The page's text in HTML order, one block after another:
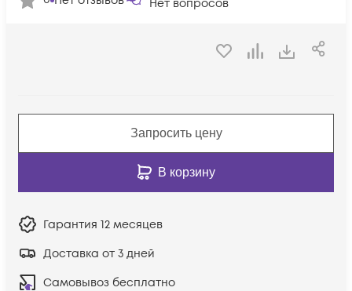
Нет вопросов
Запросить цену
В корзину
Гарантия 12 месяцев
Доставка от 3 дней
Самовывоз бесплатно